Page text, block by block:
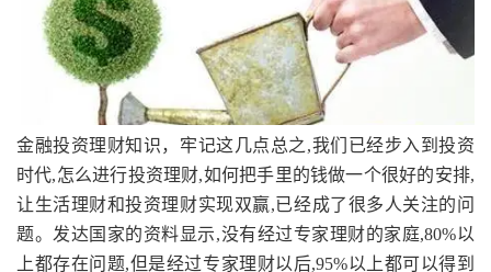
金融投资理财知识，牢记这几点总之,我们已经步入到投资
时代,怎么进行投资理财,如何把手里的钱做一个很好的安排,
让生活理财和投资理财实现双赢,已经成了很多人关注的问
题。发达国家的资料显示,没有经过专家理财的家庭,80%以
上都存在问题,但是经过专家理财以后,95%以上都可以得到